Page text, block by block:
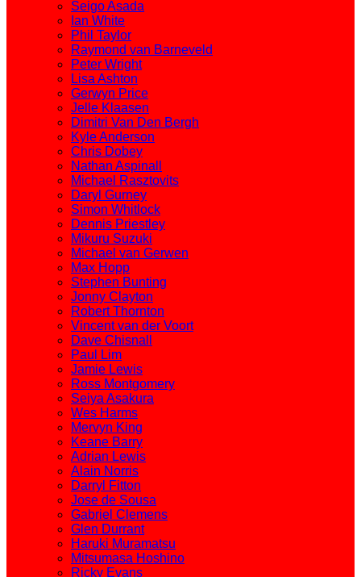
Seigo Asada
Ian White
Phil Taylor
Raymond van Barneveld
Peter Wright
Lisa Ashton
Gerwyn Price
Jelle Klaasen
Dimitri Van Den Bergh
Kyle Anderson
Chris Dobey
Nathan Aspinall
Michael Rasztovits
Daryl Gurney
Simon Whitlock
Dennis Priestley
Mikuru Suzuki
Michael van Gerwen
Max Hopp
Stephen Bunting
Jonny Clayton
Robert Thornton
Vincent van der Voort
Dave Chisnall
Paul Lim
Jamie Lewis
Ross Montgomery
Seiya Asakura
Wes Harms
Mervyn King
Keane Barry
Adrian Lewis
Alain Norris
Darryl Fitton
Jose de Sousa
Gabriel Clemens
Glen Durrant
Haruki Muramatsu
Mitsumasa Hoshino
Ricky Evans